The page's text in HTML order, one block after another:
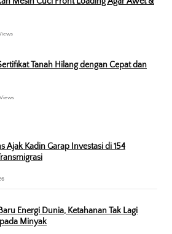
Tanah Hilang dengan Cepat dan
Ajak Kadin Garap Investasi di 154
Energi Dunia, Ketahanan Tak Lagi
Minyak